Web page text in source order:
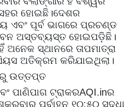
ହୋଇଛି।ଦେଶର
ଏବଂ ପୂର୍ବ ଭାଗରେ ପ୍ରଚଣ୍ଡ
ଅସ୍ତବ୍ୟସ୍ତ ହୋଇପଡ଼ିଛି।
ଅନେକ ସ୍ଥାନରେ ତାପମାତ୍ରା
ଅତିକ୍ରମ କରିଯାଇଥିଲା।
ଉତ୍ତପ୍ତ
ପାଣିପାଗ ଟ୍ରାକରAQI.inର
ପୂର୍ବାହ୍ନ ୧୦:୫୦ ସୁଦ୍ଧା